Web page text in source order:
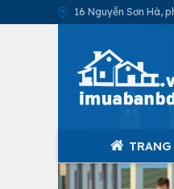
16 Nguyễn Sơn Hà,
TRANG